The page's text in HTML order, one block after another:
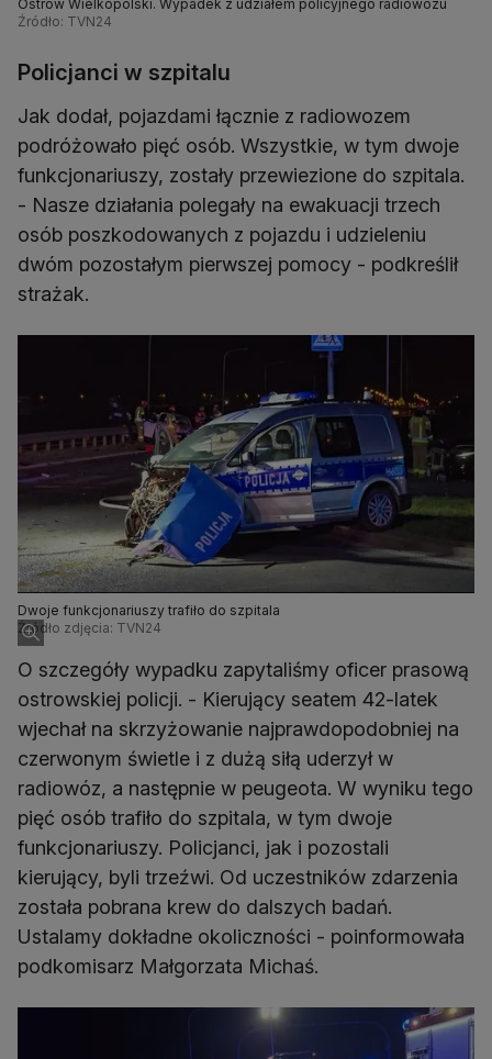
Ostrów Wielkopolski. Wypadek z udziałem policyjnego radiowozu
Źródło: TVN24
Policjanci w szpitalu
Jak dodał, pojazdami łącznie z radiowozem
podróżowało pięć osób. Wszystkie, w tym dwoje
funkcjonariuszy, zostały przewiezione do szpitala.
- Nasze działania polegały na ewakuacji trzech
osób poszkodowanych z pojazdu i udzieleniu
dwóm pozostałym pierwszej pomocy - podkreślił
strażak.
Dwoje funkcjonariuszy trafiło do szpitala
Źródło zdjęcia: TVN24
O szczegóły wypadku zapytaliśmy oficer prasową
ostrowskiej policji. - Kierujący seatem 42-latek
wjechał na skrzyżowanie najprawdopodobniej na
czerwonym świetle i z dużą siłą uderzył w
radiowóz, a następnie w peugeota. W wyniku tego
pięć osób trafiło do szpitala, w tym dwoje
funkcjonariuszy. Policjanci, jak i pozostali
kierujący, byli trzeźwi. Od uczestników zdarzenia
została pobrana krew do dalszych badań.
Ustalamy dokładne okoliczności - poinformowała
podkomisarz Małgorzata Michaś.